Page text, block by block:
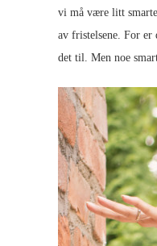
vi må være litt
av fristelsene. For er
det til. Men noe